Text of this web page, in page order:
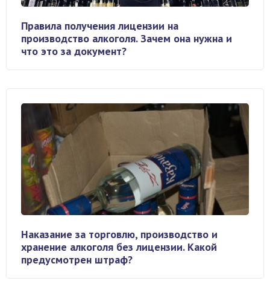
Правила получения лицензии на
производство алкоголя. Зачем она нужна и
что это за документ?
Наказание за торговлю, производство и
хранение алкоголя без лицензии. Какой
предусмотрен штраф?